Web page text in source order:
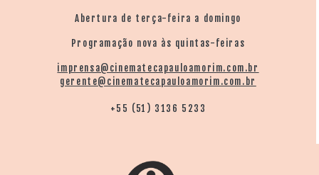
Abertura de terça-feira a domingo
Programação nova às quintas-feiras
imprensa@cinematecapauloamorim.com.br
gerente@cinematecapauloamorim.com.br
+55 (51) 3136 5233